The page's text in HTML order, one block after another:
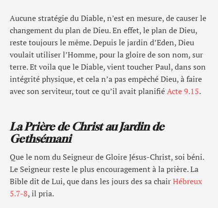
Aucune stratégie du Diable, n’est en mesure, de causer le
changement du plan de Dieu. En effet, le plan de Dieu,
reste toujours le même. Depuis le jardin d’Eden, Dieu
voulait utiliser l’Homme, pour la gloire de son nom, sur
terre. Et voila que le Diable, vient toucher Paul, dans son
intégrité physique, et cela n’a pas empêché Dieu, à faire
avec son serviteur, tout ce qu’il avait planifiéActe 9.15.
La Prière de Christ au Jardin de
Gethsémani
Que le nom du Seigneur de Gloire Jésus-Christ, soi béni.
Le Seigneur reste le plus encouragement à la prière. La
Bible dit de Lui, que dans les jours des sa chairHébreux
5.7-8, il pria.